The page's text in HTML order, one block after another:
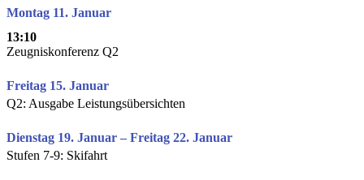
Montag 11. Januar
13:10
Zeugniskonferenz Q2
Freitag 15. Januar
Q2: Ausgabe Leistungsübersichten
Dienstag 19. Januar – Freitag 22. Januar
Stufen 7-9: Skifahrt